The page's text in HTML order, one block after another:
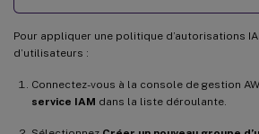
Pour appliquer une politique d’autorisations
d’utilisateurs :
Connectez-vous à la console de gestion
service IAM dans la liste déroulante.